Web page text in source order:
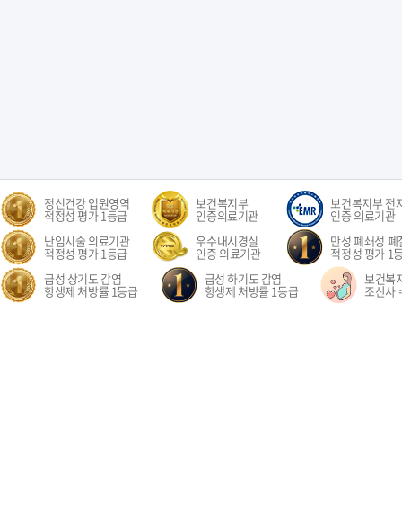
정신건강 입원영역
적정성 평가 1등급
보건복지부
인증의료기관
보건복지부 전
인증 의료기관
난임시술 의료기관
적정성 평가 1등급
우수내시경실
인증 의료기관
만성 폐쇄성
적정성 평가 1
급성 상기도 감염
항생제 처방률 1등급
급성 하기도 감염
항생제 처방률 1등급
보건복
조산사